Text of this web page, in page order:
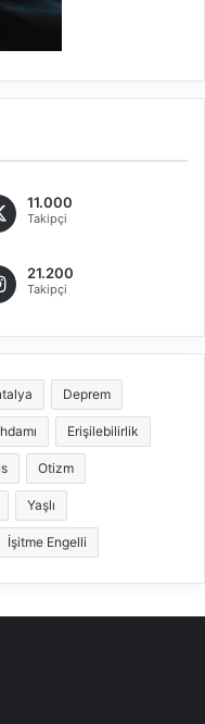
11.000
Takipçi
21.200
Takipçi
Deprem
Erişilebilirlik
Otizm
Yaşlı
İşitme Engelli